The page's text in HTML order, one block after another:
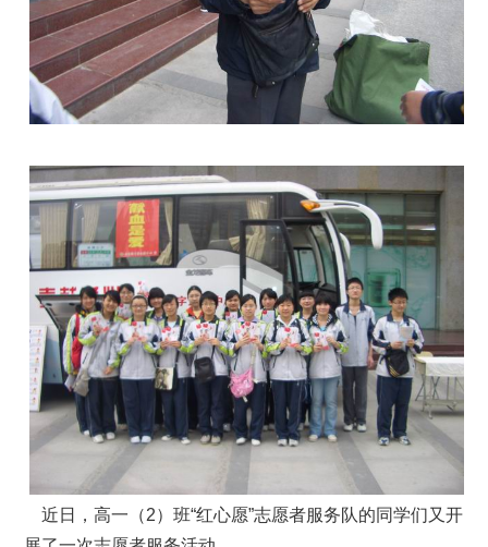
近日，高一（2）班“红心愿”志愿者服务队的同学们又开